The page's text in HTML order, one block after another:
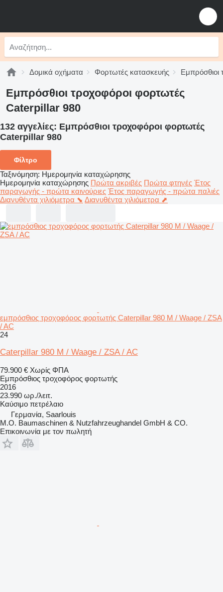
Δομικά οχήματα Φορτωτές κατασκευής Εμπρόσθιοι
Εμπρόσθιοι τροχοφόροι φορτωτές
Caterpillar 980
132 αγγελίες: Εμπρόσθιοι τροχοφόροι φορτωτές
Caterpillar 980
Φίλτρο
Ταξινόμηση: Ημερομηνία καταχώρησης
Ημερομηνία καταχώρησης Πρώτα ακριβές Πρώτα φτηνές Έτος
παραγωγής - πρώτα καινούριες Έτος παραγωγής - πρώτα παλιές
Διανυθέντα χιλιόμετρα ⬊ Διανυθέντα χιλιόμετρα ⬈
εμπρόσθιος τροχοφόρος φορτωτής Caterpillar 980 M / Waage / ZSA
/ AC
24
Caterpillar 980 M / Waage / ZSA / AC
79.900 € Χωρίς ΦΠΑ
Εμπρόσθιος τροχοφόρος φορτωτής
2016
23.990 ωρ./λειτ.
Καύσιμο πετρέλαιο
Γερμανία, Saarlouis
M.O. Baumaschinen & Nutzfahrzeughandel GmbH & CO.
Επικοινωνία με τον πωλητή